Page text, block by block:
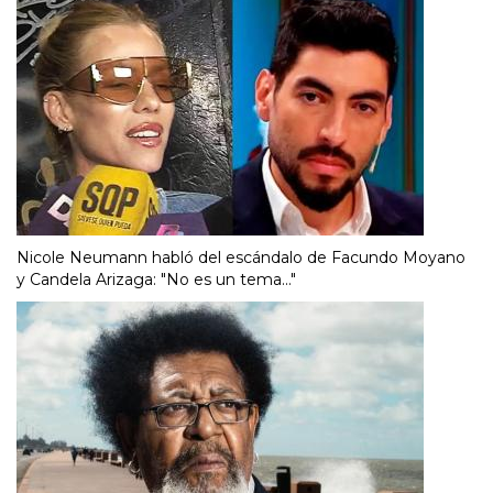
Nicole Neumann habló del escándalo de Facundo Moyano
y Candela Arizaga: "No es un tema..."